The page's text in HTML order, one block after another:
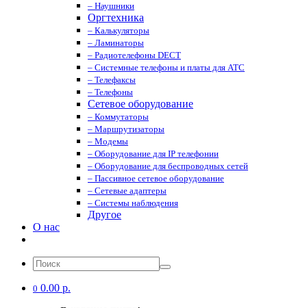
– Наушники
Оргтехника
– Калькуляторы
– Ламинаторы
– Радиотелефоны DECT
– Системные телефоны и платы для АТС
– Телефаксы
– Телефоны
Сетевое оборудование
– Коммутаторы
– Маршрутизаторы
– Модемы
– Оборудование для IP телефонии
– Оборудование для беспроводных сетей
– Пассивное сетевое оборудование
– Сетевые адаптеры
– Системы наблюдения
Другое
О нас
0 0.00 р.